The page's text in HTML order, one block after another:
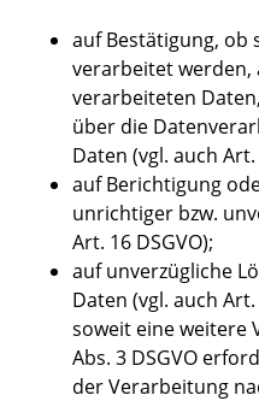
auf Bestätigung, ob
verarbeitet werden,
verarbeiteten
über die
Daten (vgl. auch Art.
auf Berichtigung
unrichtiger bzw.
Art. 16 DSGVO);
auf unverzügliche
Daten (vgl. auch
soweit eine weitere
Abs. 3 DSGVO
der Verarbeitung